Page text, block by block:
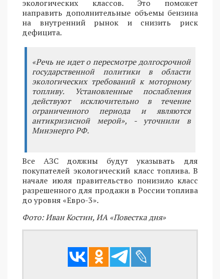
экологических классов. Это поможет
направить дополнительные объемы бензина
на внутренний рынок и снизить риск
дефицита.
«Речь не идет о пересмотре долгосрочной
государственной политики в области
экологических требований к моторному
топливу. Установленные послабления
действуют исключительно в течение
ограниченного периода и являются
антикризисной мерой», - уточнили в
Минэнерго РФ.
Все АЗС должны будут указывать для
покупателей экологический класс топлива. В
начале июля правительство понизило класс
разрешенного для продажи в России топлива
до уровня «Евро-3».
Фото: Иван Костин, ИА «Повестка дня»